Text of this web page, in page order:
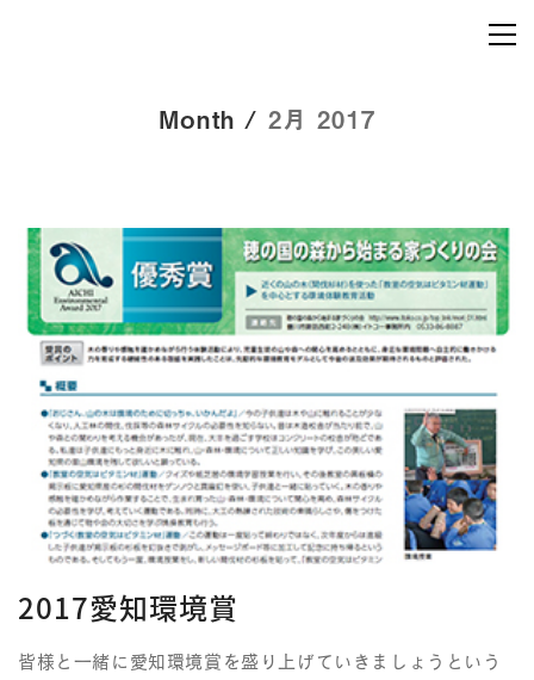
Month / 2月 2017
2017愛知環境賞
皆様と一緒に愛知環境賞を盛り上げていきましょうという